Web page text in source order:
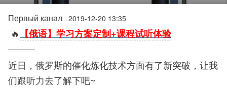
Первый канал 2019-12-20 13:35
🔥 【俄语】学习方案定制+课程试听体验
近日，俄罗斯的催化炼化技术方面有了新突破，让我
们跟听力去了解下吧~